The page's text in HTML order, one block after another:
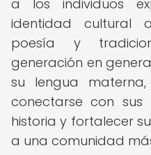
a los individuos
identidad cultural
poesía y
generación en
su lengua
conectarse con sus
historia y fortalecer
a una comunidad